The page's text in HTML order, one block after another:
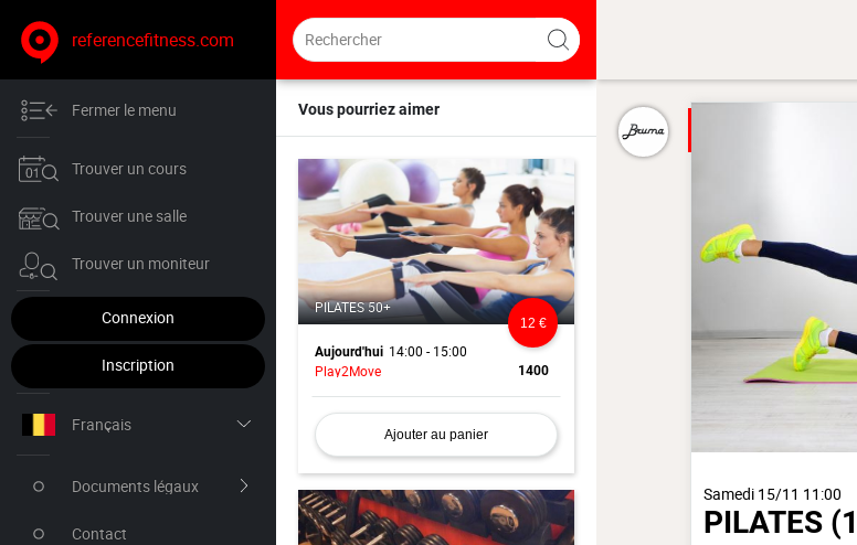
referencefitness.com
Fermer le menu
Trouver un cours
Trouver une salle
Trouver un moniteur
Connexion
Inscription
Français
Documents légaux
Contact
Vous pourriez aimer
PILATES 50+
Aujourd'hui 14:00 - 15:00
Play2Move
1400
12 €
Ajouter au panier
Samedi 15/11 11:00
PILATES